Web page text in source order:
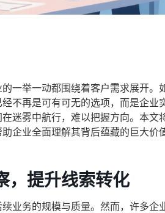
一举一动都围绕着客户需求展开。
经不再是可有可无的选项，而是企业
迷雾中航行，难以把握方向。本文
企业全面理解其背后蕴藏的巨大价
，提升线索转化
业务的规模与质量。然而，许多企